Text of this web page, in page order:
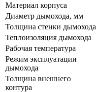
Материал корпуса
Диаметр дымохода, мм
Толщина стенки дымохода
Теплоизоляция дымохода
Рабочая температура
Режим эксплуатации
дымохода
Толщина внешнего
контура